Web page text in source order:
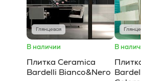
Глянцевая
В наличии
Плитка Ceramica
Bardelli Bianco&Nero
В